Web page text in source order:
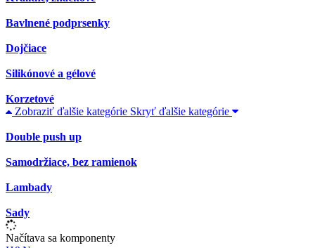
Bavlnené podprsenky
Dojčiace
Silikónové a gélové
Korzetové
Zobraziť ďalšie kategórie Skryť ďalšie kategórie
Double push up
Samodržiace, bez ramienok
Lambady
Sady
Načítava sa komponenty